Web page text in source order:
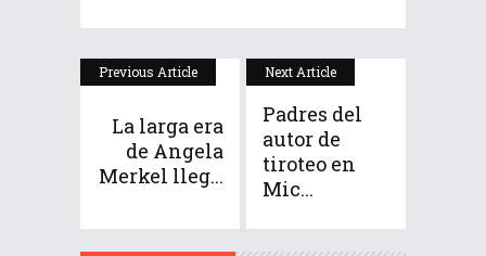
Previous Article
La larga era
de Angela
Merkel lleg...
Next Article
Padres del
autor de
tiroteo en
Mic...